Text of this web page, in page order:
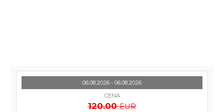
06.08.2026 - 06.08.2026
CENA
120.00 EUR